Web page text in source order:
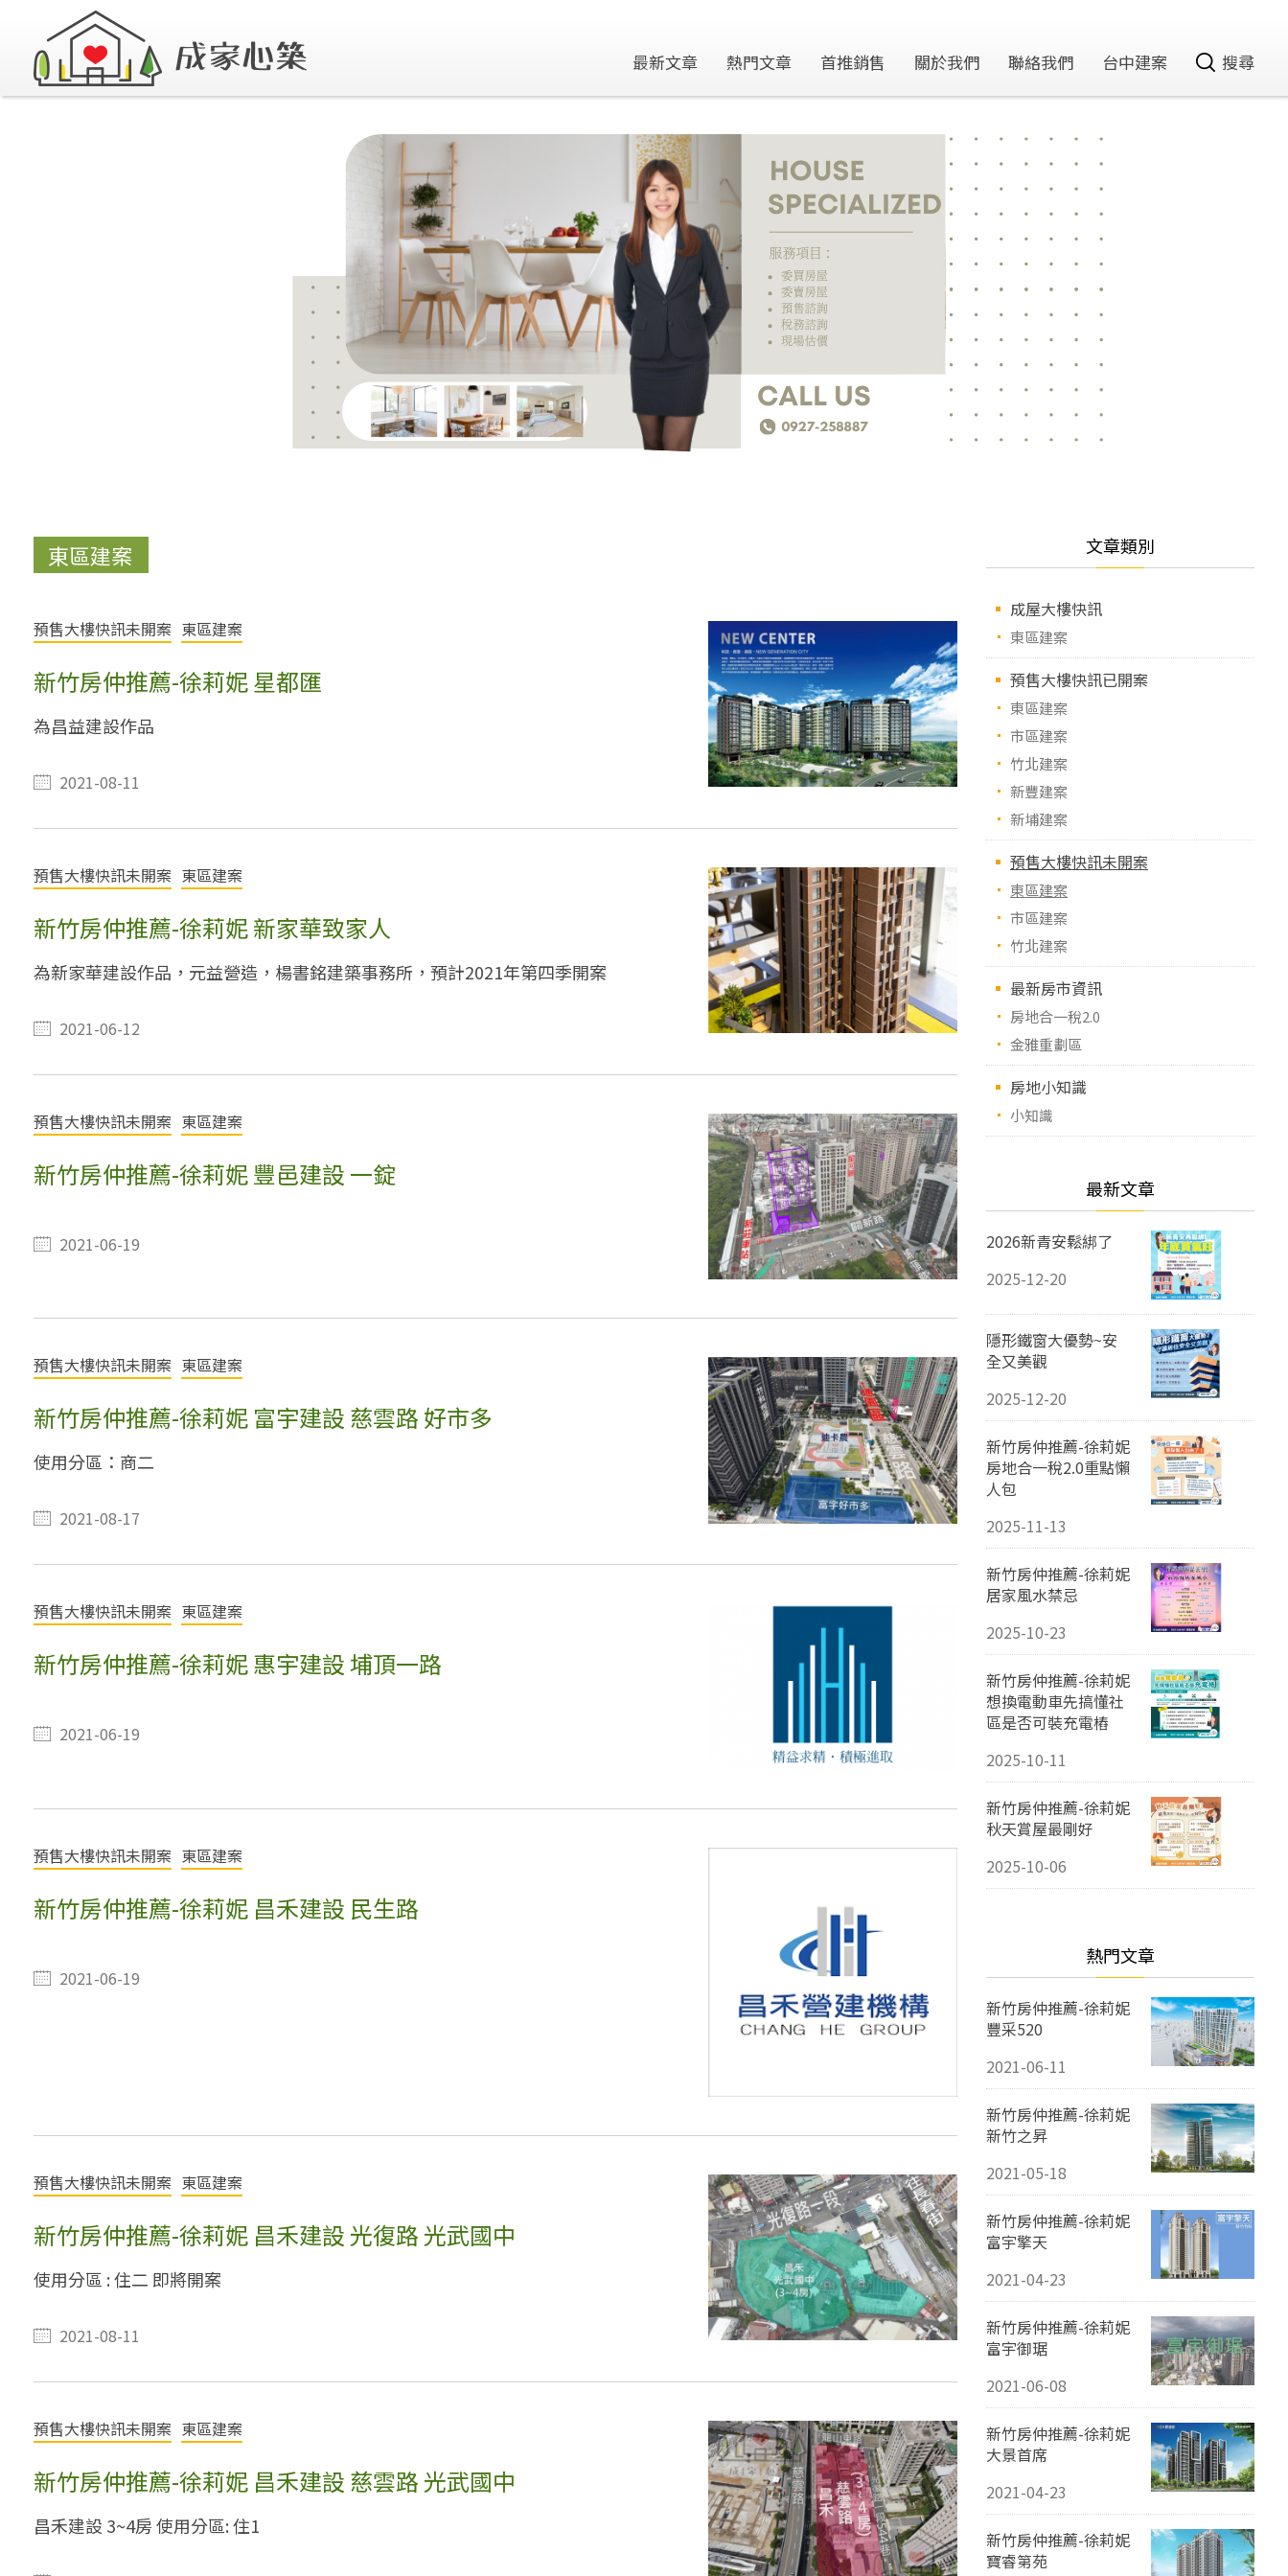
最新文章 熱門文章 首推銷售 關於我們 聯絡我們 台中建案 搜尋
東區建案
預售大樓快訊未開案 東區建案
新竹房仲推薦-徐莉妮 星都匯
為昌益建設作品
2021-08-11
預售大樓快訊未開案 東區建案
新竹房仲推薦-徐莉妮 新家華致家人
為新家華建設作品，元益營造，楊書銘建築事務所，預計2021年第四季開案
2021-06-12
預售大樓快訊未開案 東區建案
新竹房仲推薦-徐莉妮 豐邑建設 一錠
2021-06-19
預售大樓快訊未開案 東區建案
新竹房仲推薦-徐莉妮 富宇建設 慈雲路 好市多
使用分區：商二
2021-08-17
預售大樓快訊未開案 東區建案
新竹房仲推薦-徐莉妮 惠宇建設 埔頂一路
2021-06-19
預售大樓快訊未開案 東區建案
新竹房仲推薦-徐莉妮 昌禾建設 民生路
2021-06-19
預售大樓快訊未開案 東區建案
新竹房仲推薦-徐莉妮 昌禾建設 光復路 光武國中
使用分區 : 住二 即將開案
2021-08-11
預售大樓快訊未開案 東區建案
新竹房仲推薦-徐莉妮 昌禾建設 慈雲路 光武國中
昌禾建設 3~4房 使用分區: 住1
文章類別
成屋大樓快訊
東區建案
預售大樓快訊已開案
東區建案
市區建案
竹北建案
新豐建案
新埔建案
預售大樓快訊未開案
東區建案
市區建案
竹北建案
最新房市資訊
房地合一稅2.0
金雅重劃區
房地小知識
小知識
最新文章
2026新青安鬆綁了
2025-12-20
隱形鐵窗大優勢~安
全又美觀
2025-12-20
新竹房仲推薦-徐莉妮
房地合一稅2.0重點懶
人包
2025-11-13
新竹房仲推薦-徐莉妮
居家風水禁忌
2025-10-23
新竹房仲推薦-徐莉妮
想換電動車先搞懂社
區是否可裝充電樁
2025-10-11
新竹房仲推薦-徐莉妮
秋天賞屋最剛好
2025-10-06
熱門文章
新竹房仲推薦-徐莉妮
豐采520
2021-06-11
新竹房仲推薦-徐莉妮
新竹之昇
2021-05-18
新竹房仲推薦-徐莉妮
富宇擎天
2021-04-23
新竹房仲推薦-徐莉妮
富宇御琚
2021-06-08
新竹房仲推薦-徐莉妮
大景首席
2021-04-23
新竹房仲推薦-徐莉妮
寶睿第苑